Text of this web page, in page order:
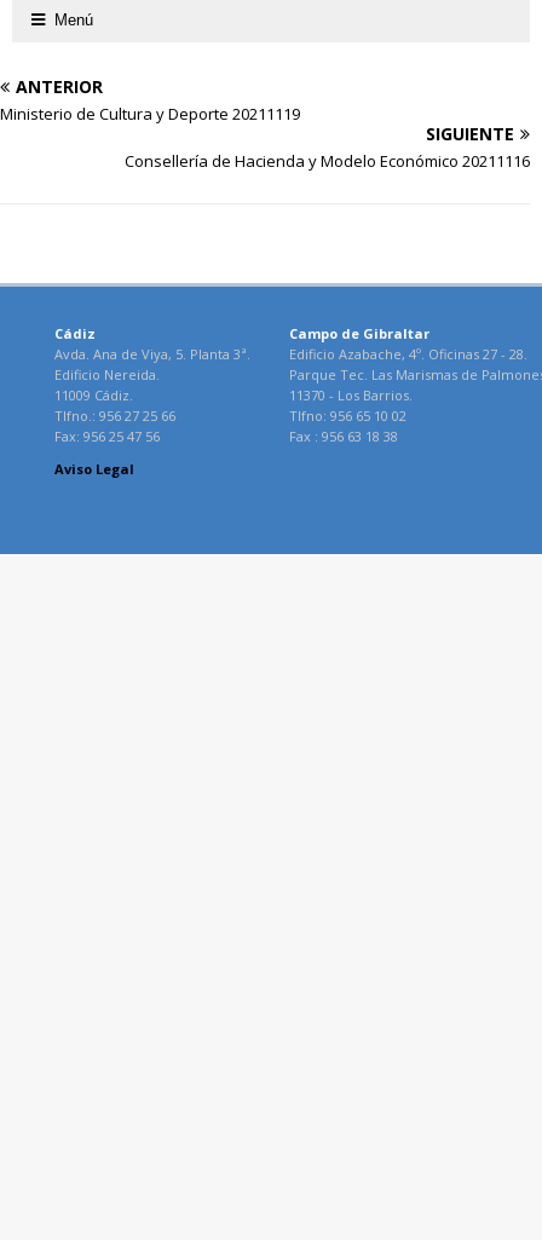
Menú
ANTERIOR
Ministerio de Cultura y Deporte 20211119
SIGUIENTE
Consellería de Hacienda y Modelo Económico 20211116
Cádiz
Avda. Ana de Viya, 5. Planta 3ª.
Edificio Nereida.
11009 Cádiz.
Tlfno.: 956 27 25 66
Fax: 956 25 47 56
Campo de Gibraltar
Edificio Azabache, 4º. Oficinas 27 - 28.
Parque Tec. Las Marismas de
11370 - Los Barrios.
Tlfno: 956 65 10 02
Fax : 956 63 18 38
Aviso Legal